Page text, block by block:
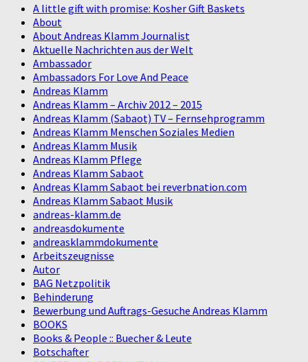
A little gift with promise: Kosher Gift Baskets
About
About Andreas Klamm Journalist
Aktuelle Nachrichten aus der Welt
Ambassador
Ambassadors For Love And Peace
Andreas Klamm
Andreas Klamm – Archiv 2012 – 2015
Andreas Klamm (Sabaot) TV – Fernsehprogramm
Andreas Klamm Menschen Soziales Medien
Andreas Klamm Musik
Andreas Klamm Pflege
Andreas Klamm Sabaot
Andreas Klamm Sabaot bei reverbnation.com
Andreas Klamm Sabaot Musik
andreas-klamm.de
andreasdokumente
andreasklammdokumente
Arbeitszeugnisse
Autor
BAG Netzpolitik
Behinderung
Bewerbung und Auftrags-Gesuche Andreas Klamm
BOOKS
Books & People :: Buecher & Leute
Botschafter